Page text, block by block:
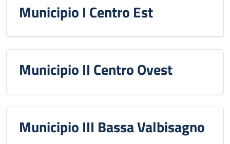
Municipio I Centro Est
Municipio II Centro Ovest
Municipio III Bassa Valbisagno